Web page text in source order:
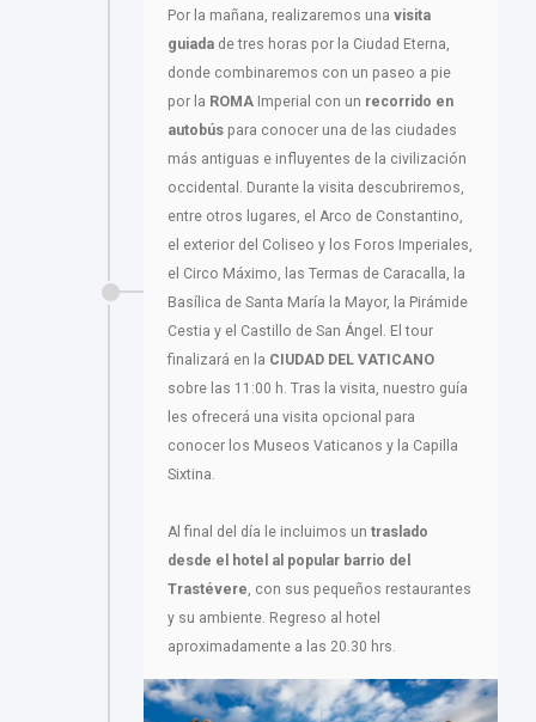
Por la mañana, realizaremos una visita
guiada de tres horas por la Ciudad Eterna,
donde combinaremos con un paseo a pie
por la ROMA Imperial con un recorrido en
autobús para conocer una de las ciudades
más antiguas e influyentes de la civilización
occidental. Durante la visita descubriremos,
entre otros lugares, el Arco de Constantino,
el exterior del Coliseo y los Foros Imperiales,
el Circo Máximo, las Termas de Caracalla, la
Basílica de Santa María la Mayor, la Pirámide
Cestia y el Castillo de San Ángel. El tour
finalizará en la CIUDAD DEL VATICANO
sobre las 11:00 h. Tras la visita, nuestro guía
les ofrecerá una visita opcional para
conocer los Museos Vaticanos y la Capilla
Sixtina.
Al final del día le incluimos un traslado
desde el hotel al popular barrio del
Trastévere, con sus pequeños restaurantes
y su ambiente. Regreso al hotel
aproximadamente a las 20.30 hrs.